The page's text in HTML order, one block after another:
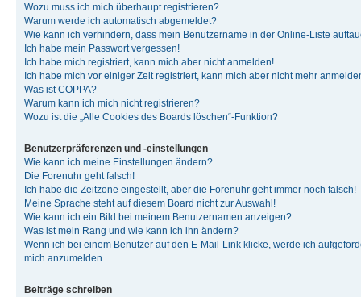
Wozu muss ich mich überhaupt registrieren?
Warum werde ich automatisch abgemeldet?
Wie kann ich verhindern, dass mein Benutzername in der Online-Liste
Ich habe mein Passwort vergessen!
Ich habe mich registriert, kann mich aber nicht anmelden!
Ich habe mich vor einiger Zeit registriert, kann mich aber nicht mehr
Was ist COPPA?
Warum kann ich mich nicht registrieren?
Wozu ist die „Alle Cookies des Boards löschen“-Funktion?
Benutzerpräferenzen und -einstellungen
Wie kann ich meine Einstellungen ändern?
Die Forenuhr geht falsch!
Ich habe die Zeitzone eingestellt, aber die Forenuhr geht immer noch falsch!
Meine Sprache steht auf diesem Board nicht zur Auswahl!
Wie kann ich ein Bild bei meinem Benutzernamen anzeigen?
Was ist mein Rang und wie kann ich ihn ändern?
Wenn ich bei einem Benutzer auf den E-Mail-Link klicke, werde ich
mich anzumelden.
Beiträge schreiben